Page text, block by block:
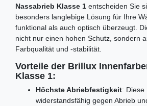
Nassabrieb Klasse 1 entscheiden Sie
besonders langlebige Lösung für Ihre
funktional als auch optisch überzeugt.
nicht nur einen hohen Schutz, sondern
Farbqualität und -stabilität.
Vorteile der Brillux
Klasse 1:
Höchste Abriebfestigkeit: Diese
widerstandsfähig gegen Abrieb